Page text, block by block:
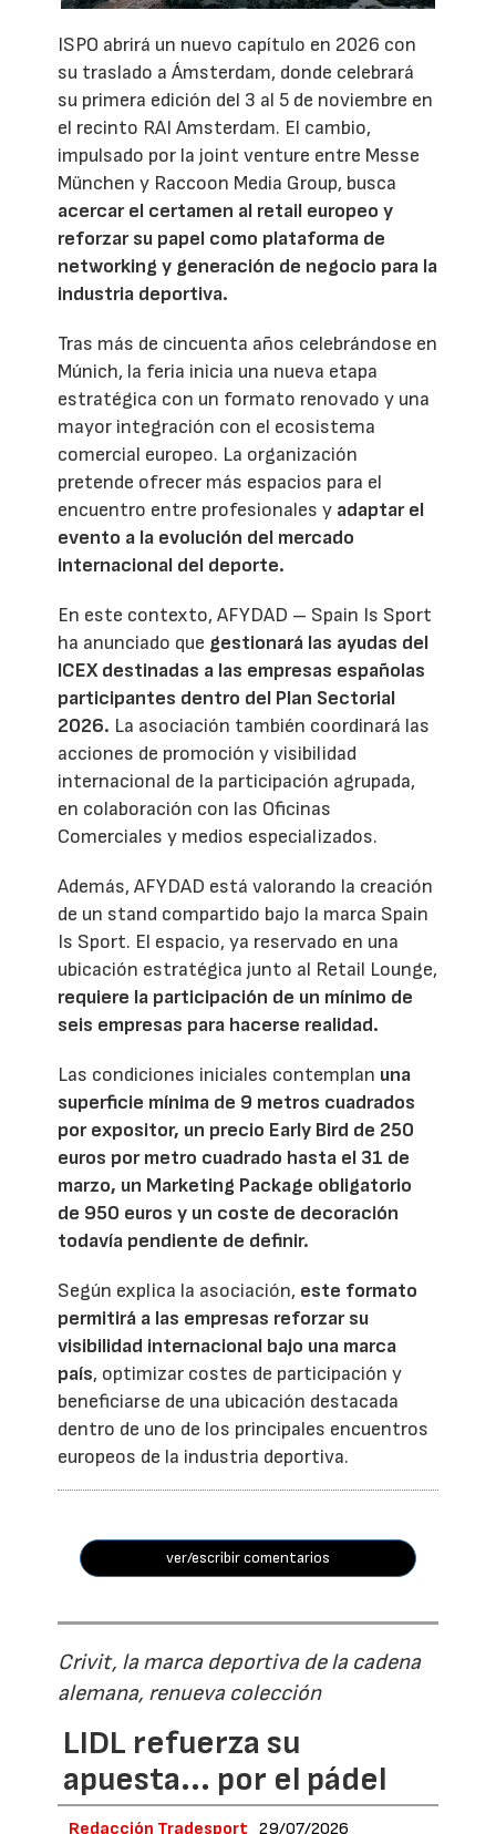
ISPO abrirá un nuevo capítulo en 2026 con
su traslado a Ámsterdam, donde celebrará
su primera edición del 3 al 5 de noviembre en
el recinto RAI Amsterdam. El cambio,
impulsado por la joint venture entre Messe
München y Raccoon Media Group, busca
acercar el certamen al retail europeo y
reforzar su papel como plataforma de
networking y generación de negocio para la
industria deportiva.
Tras más de cincuenta años celebrándose en
Múnich, la feria inicia una nueva etapa
estratégica con un formato renovado y una
mayor integración con el ecosistema
comercial europeo. La organización
pretende ofrecer más espacios para el
encuentro entre profesionales y adaptar el
evento a la evolución del mercado
internacional del deporte.
En este contexto, AFYDAD – Spain Is Sport
ha anunciado que gestionará las ayudas del
ICEX destinadas a las empresas españolas
participantes dentro del Plan Sectorial
2026. La asociación también coordinará las
acciones de promoción y visibilidad
internacional de la participación agrupada,
en colaboración con las Oficinas
Comerciales y medios especializados.
Además, AFYDAD está valorando la creación
de un stand compartido bajo la marca Spain
Is Sport. El espacio, ya reservado en una
ubicación estratégica junto al Retail Lounge,
requiere la participación de un mínimo de
seis empresas para hacerse realidad.
Las condiciones iniciales contemplan una
superficie mínima de 9 metros cuadrados
por expositor, un precio Early Bird de 250
euros por metro cuadrado hasta el 31 de
marzo, un Marketing Package obligatorio
de 950 euros y un coste de decoración
todavía pendiente de definir.
Según explica la asociación, este formato
permitirá a las empresas reforzar su
visibilidad internacional bajo una marca
país, optimizar costes de participación y
beneficiarse de una ubicación destacada
dentro de uno de los principales encuentros
europeos de la industria deportiva.
ver/escribir comentarios
Crivit, la marca deportiva de la cadena
alemana, renueva colección
LIDL refuerza su
apuesta... por el pádel
Redacción Tradesport 29/07/2026